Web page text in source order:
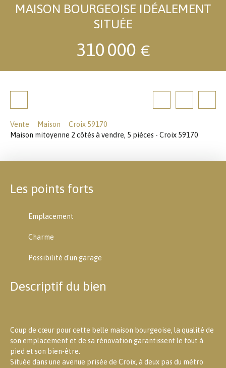
MAISON BOURGEOISE IDÉALEMENT
SITUÉE
310 000 €
Vente Maison
Croix 59170
Maison mitoyenne 2 côtés à vendre, 5 pièces - Croix 59170
Les points forts
Emplacement
Charme
Possibilité d'un garage
Descriptif du bien
Coup de cœur pour cette belle maison bourgeoise, la qualité de
son emplacement et de sa rénovation garantissent le tout à
pied et son bien-être.
Située dans une avenue prisée de Croix, à deux pas du métro